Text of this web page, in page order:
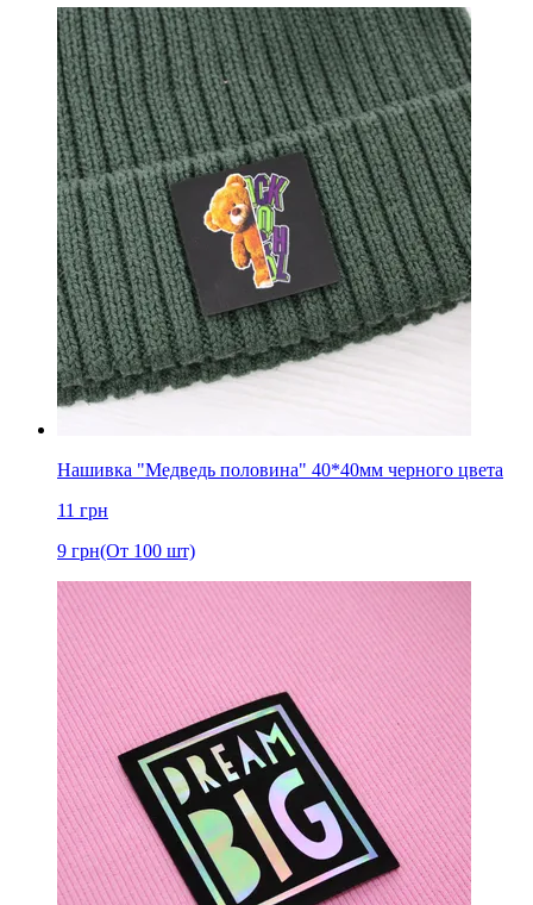
Нашивка "Медведь половина" 40*40мм черного цвета
11 грн
9 грн(От 100 шт)